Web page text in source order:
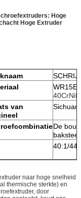
Hoge
Hoge Extruder
WR15E
van
De
40:1/
naar hoge snelheid
thermische sterkte) en
door